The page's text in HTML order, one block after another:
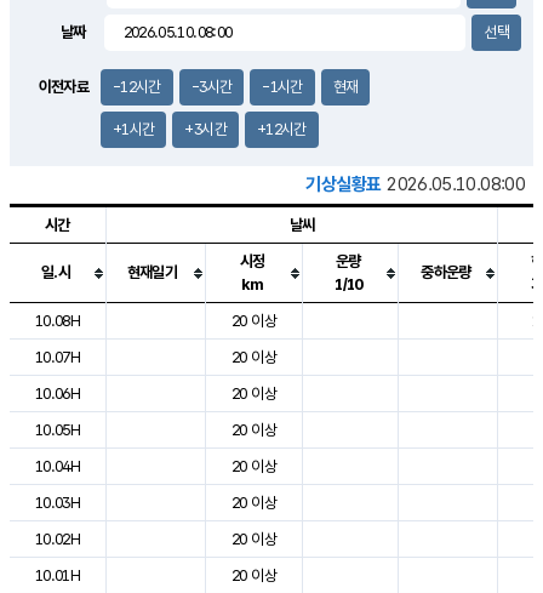
3.6m/s
날짜
이전자료 -12시간 -3시간 -1시간 현재
+1시간 +3시간 +12시간
기상실황표 2026.05.10.08:00
도시별 기상실황표로 지점, 날씨, 기온, 강수, 바람, 기압등을 안내한 표입
시간 날씨
일.시 현재일기
시정
km
운량
1/10
중하운량
10.08H
20 이상
10.07H
20 이상
10.06H
20 이상
10.05H
20 이상
10.04H
20 이상
10.03H
20 이상
10.02H
20 이상
10.01H
20 이상